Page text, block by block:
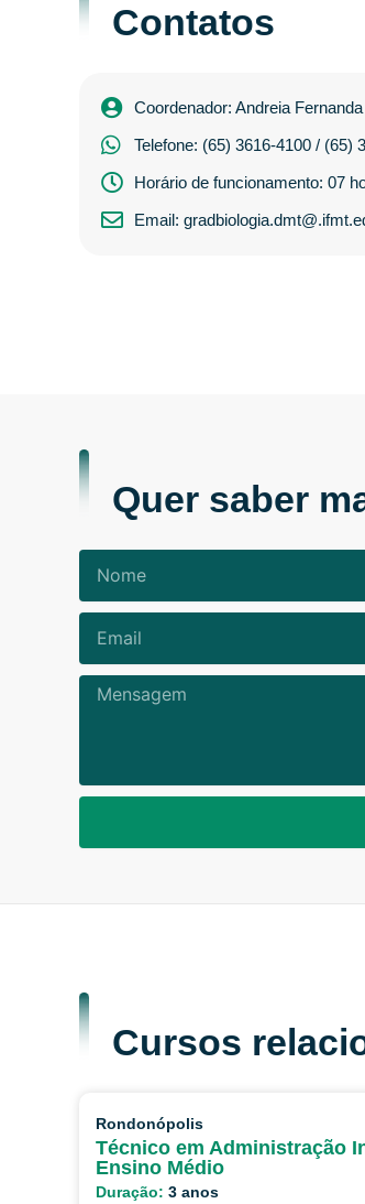
Contatos
Coordenador: Andreia
Telefone: (65) 3616-4100 / (65)
Horário de funcionamento: 07
Email:
Quer saber
Mensagem
Cursos
Rondonópolis
Técnico em Administração
Ensino Médio
Duração: 3 anos